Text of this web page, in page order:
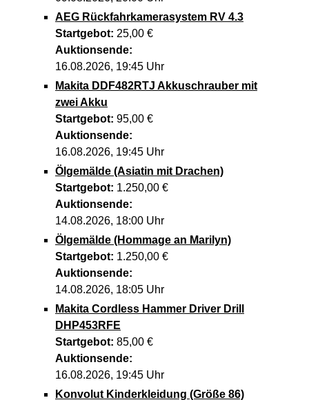
AEG Rückfahrkamerasystem RV 4.3
Startgebot: 25,00 €
Auktionsende:
16.08.2026, 19:45 Uhr
Makita DDF482RTJ Akkuschrauber mit
zwei Akku
Startgebot: 95,00 €
Auktionsende:
16.08.2026, 19:45 Uhr
Ölgemälde (Asiatin mit Drachen)
Startgebot: 1.250,00 €
Auktionsende:
14.08.2026, 18:00 Uhr
Ölgemälde (Hommage an Marilyn)
Startgebot: 1.250,00 €
Auktionsende:
14.08.2026, 18:05 Uhr
Makita Cordless Hammer Driver Drill
DHP453RFE
Startgebot: 85,00 €
Auktionsende:
16.08.2026, 19:45 Uhr
Konvolut Kinderkleidung (Größe 86)